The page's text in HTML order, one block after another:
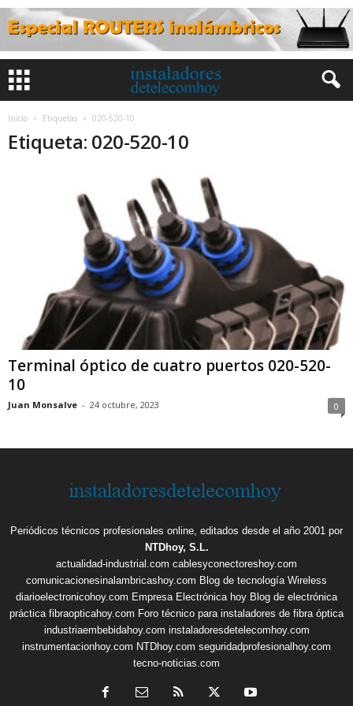
Inicio Etiquetas 020-520-10
Etiqueta: 020-520-10
Terminal óptico de cuatro puertos 020-520-
10
Juan Monsalve - 24 octubre, 2023 0
Periódicos técnicos profesionales online, editados desde el año 2001 por
NTDhoy, S.L.
actualidad-industrial.com cablesyconectoreshoy.com
comunicacionesinalambricashoy.com Blog de tecnología Wireless
diarioelectronicohoy.com Empresa Electrónica hoy Blog de electrónica
práctica fibraopticahoy.com Foro técnico para instaladores de fibra óptica
industriaembebidahoy.com instaladoresdetelecomhoy.com
instrumentacionhoy.com NTDhoy.com seguridadprofesionalhoy.com
tecno-noticias.com